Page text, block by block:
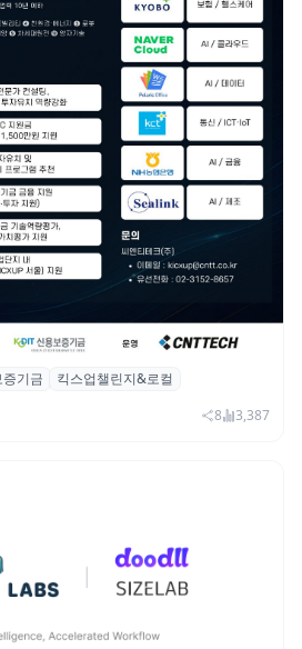
‘킥스업 챌린지&로컬’ 참
기금
킥스업챌린지&로컬
8 3,387